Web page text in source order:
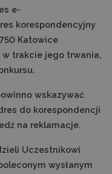
e-
korespondencyjny
Katowice
w trakcie jego trwania,
wskazywać
do korespondencji
na reklamacje.
Uczestnikowi
wysłanym